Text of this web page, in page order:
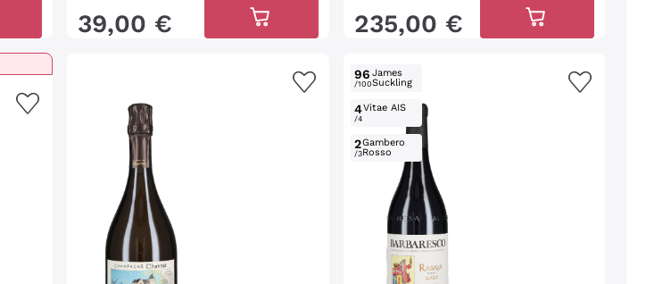
39,00 € 235,00 €
96
/100
James
Suckling
4
/4
Vitae AIS
2
/3
Gambero
Rosso